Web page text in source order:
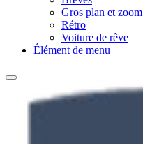
Gros plan et zoom
Rétro
Voiture de rêve
Élément de menu